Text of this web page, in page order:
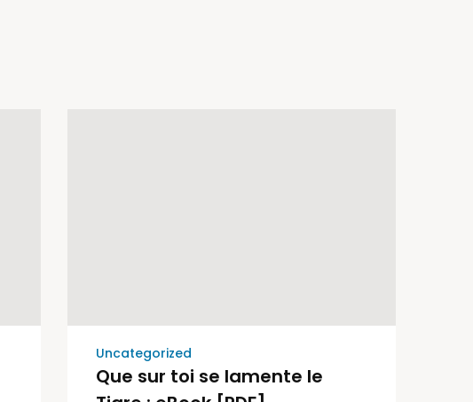
Uncategorized
Que sur toi se lamente le